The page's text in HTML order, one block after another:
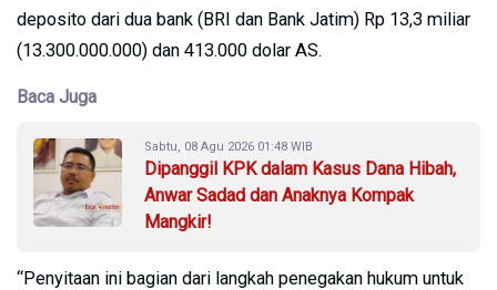
deposito dari dua bank (BRI dan Bank Jatim) Rp 13,3 miliar
(13.300.000.000) dan 413.000 dolar AS.
Baca Juga
Sabtu, 08 Agu 2026 01:48 WIB
Dipanggil KPK dalam Kasus Dana Hibah,
Anwar Sadad dan Anaknya Kompak
Mangkir!
“Penyitaan ini bagian dari langkah penegakan hukum untuk